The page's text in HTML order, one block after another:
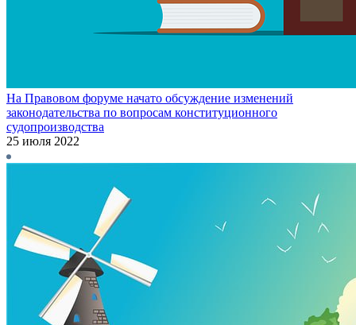
На Правовом форуме начато обсуждение изменений
законодательства по вопросам конституционного
судопроизводства
25 июля 2022